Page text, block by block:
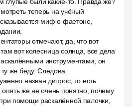
теперь на учёный
миф о фаетоне,
отмечают, да, что вот
вот колесница солнца, все дела
инструментами, он
ту же беду. Следова
назван дипрос, то есть
же не очень понятно, почему
помощи раскалённой палочки,